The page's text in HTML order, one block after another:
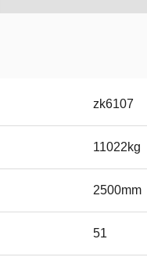
zk6107
11022kg
2500mm
51